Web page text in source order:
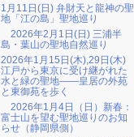
1月11日(日) 弁財天と龍神の聖
地「江の島」聖地巡り
2026年2月1日(日) 三浦半
島・葉山の聖地自然巡り
2026年1月15日(木),29日(木)
江戸から東京に受け継がれた
水と緑の聖地――皇居の外苑
と東御苑を歩く
2026年1月4日（日）新春：
富士山を望む聖地巡りのお知
らせ（静岡県側）